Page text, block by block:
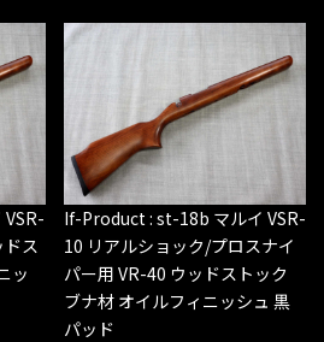
ス
ッ
If-Product : st-18b マルイ VSR-
10 リアルショック/プロスナイ
パー用 VR-40 ウッドストック
ブナ材 オイルフィニッシュ 黒
パッド